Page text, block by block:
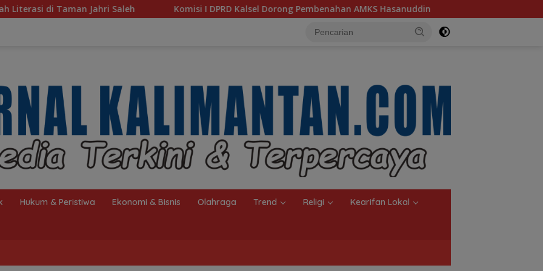
Komisi I DPRD Kalsel Dorong Pembenahan AMKS Hasanuddin Ketua TP PKK Kalsel, Dorong Kreasi Olahan
Hukum & Peristiwa Ekonomi & Bisnis Olahraga Trend Religi Kearifan Lokal